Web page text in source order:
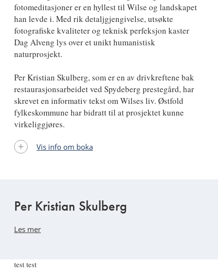
fotomeditasjoner er en hyllest til Wilse og landskapet
han levde i. Med rik detaljgjengivelse, utsøkte
fotografiske kvaliteter og teknisk perfeksjon kaster
Dag Alveng lys over et unikt humanistisk
naturprosjekt.
Per Kristian Skulberg, som er en av drivkreftene bak
restaurasjonsarbeidet ved Spydeberg prestegård, har
skrevet en informativ tekst om Wilses liv. Østfold
fylkeskommune har bidratt til at prosjektet kunne
virkeliggjøres.
Vis info om boka
Per Kristian Skulberg
Les mer
test test